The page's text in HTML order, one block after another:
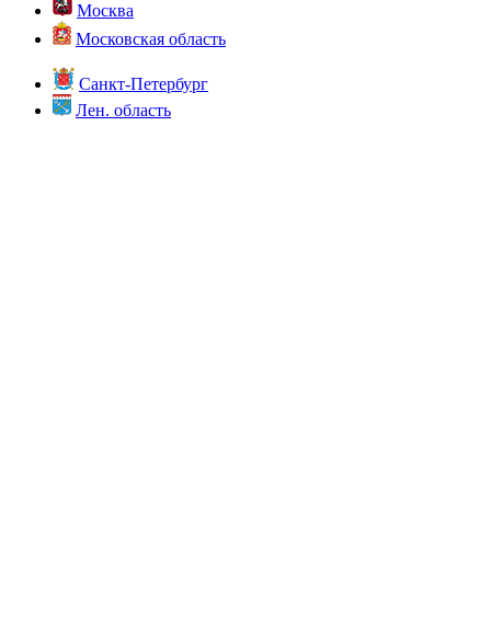
Москва
Московская область
Санкт-Петербург
Лен. область